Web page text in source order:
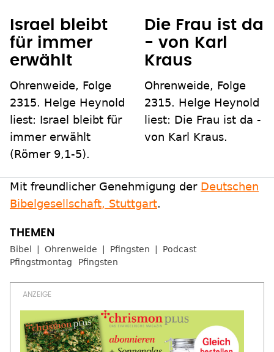
Israel bleibt
für immer
erwählt
Ohrenweide, Folge
2315. Helge Heynold
liest: Israel bleibt für
immer erwählt
(Römer 9,1-5).
Die Frau ist da
- von Karl
Kraus
Ohrenweide, Folge
2315. Helge Heynold
liest: Die Frau ist da -
von Karl Kraus.
Mit freundlicher Genehmigung der Deutschen
Bibelgesellschaft, Stuttgart.
Bibel Ohrenweide Pfingsten
Podcast
Pfingstmontag
Pfingsten